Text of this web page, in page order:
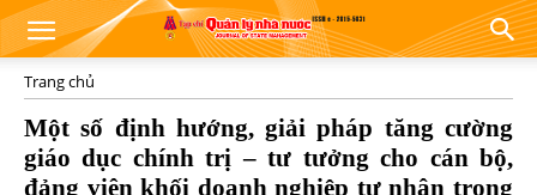
Trang chủ
Một số định hướng, giải pháp tăng cường
giáo dục chính trị – tư tưởng cho cán bộ,
đảng viên khối doanh nghiệp tư nhân trong